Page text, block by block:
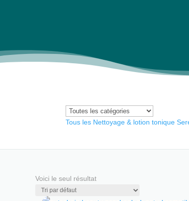
Tous les Nettoyage & lotion tonique
Voici le seul résultat